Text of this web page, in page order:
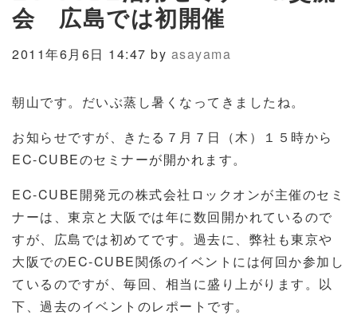
会 広島では初開催
2011年6月6日 14:47 by asayama
朝山です。だいぶ蒸し暑くなってきましたね。
お知らせですが、きたる７月７日（木）１５時から
EC-CUBEのセミナーが開かれます。
EC-CUBE開発元の株式会社ロックオンが主催のセミ
ナーは、東京と大阪では年に数回開かれているので
すが、広島では初めてです。過去に、弊社も東京や
大阪でのEC-CUBE関係のイベントには何回か参加し
ているのですが、毎回、相当に盛り上がります。以
下、過去のイベントのレポートです。